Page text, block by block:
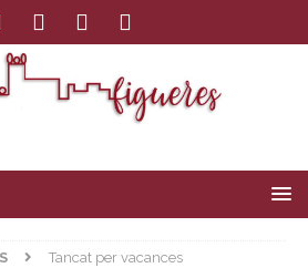
Tancat per vacances